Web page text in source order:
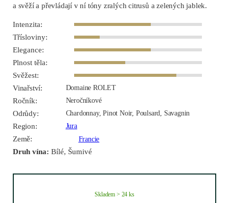
a svěží a převládají v ní tóny zralých citrusů a zelených jablek.
Intenzita:
Třísloviny:
Elegance:
Plnost těla:
Svěžest:
Vinařství:
Domaine ROLET
Ročník: Neročníkové
Odrůdy: Chardonnay, Pinot Noir, Poulsard, Savagnin
Region: Jura
Země: Francie
Druh vína: Bílé, Šumivé
Skladem > 24 ks